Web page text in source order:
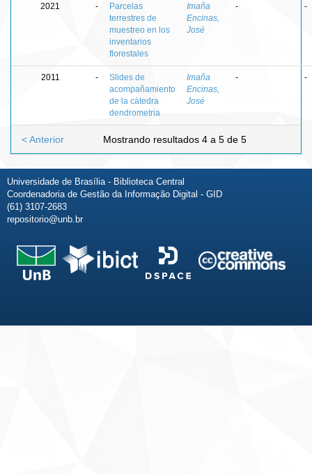
2021 -
Parcelas
terrestres de
muestreo en los
inventarios
florestales
Imaña
Encinas,
José
- -
2011 -
Slides de
acompañamiento
de la cátedra
dendrometria
Imaña
Encinas,
José
- -
Mostrando resultados 4 a 5 de 5
< Anterior
Universidade de Brasília - Biblioteca Central
Coordenadoria de Gestão da Informação Digital - GID
(61) 3107-2683
repositorio@unb.br